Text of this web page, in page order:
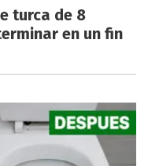
turca de 8
en un fin